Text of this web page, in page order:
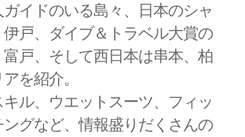
ガイドのいる島々、日本のシャ
戸、ダイブ＆トラベル大賞の
富戸、そして西日本は串本、柏
を紹介。
ル、ウエットスーツ、フィッ
ングなど、情報盛りだくさんの